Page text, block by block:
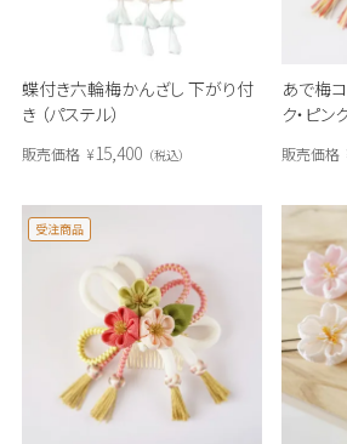
蝶付き六輪梅かんざし 下がり付
き （パステル）
販売価格 ¥15,400 税込
あで梅
ク・ピンク
販売価格
受注商品